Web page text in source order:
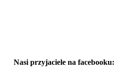
Nasi przyjaciele na facebooku: